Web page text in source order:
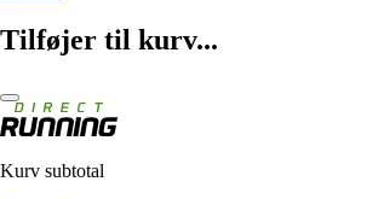
Tilføjer til kurv...
Kurv subtotal